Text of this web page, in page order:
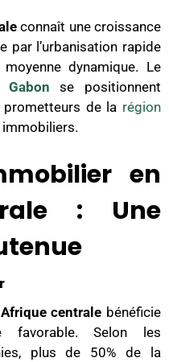
connaît une croissance
par l’urbanisation rapide
dynamique. Le
Gabon se positionnent
de la région
en
: Une
centrale bénéficie
favorable. Selon les
plus de 50% de la